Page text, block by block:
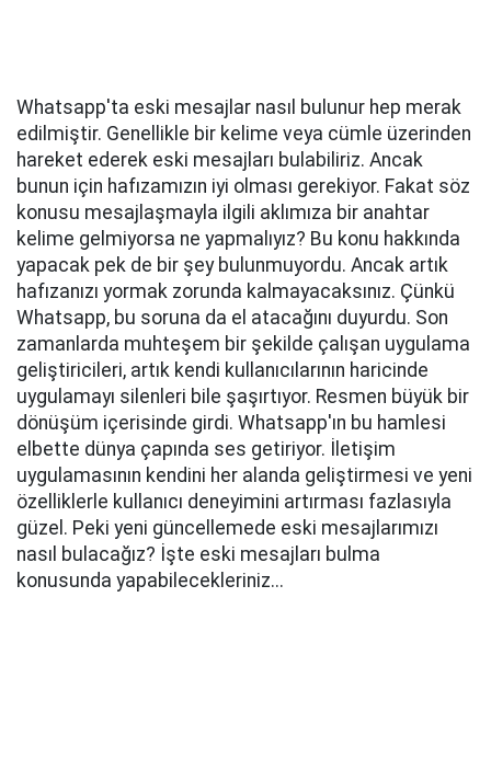
Whatsapp'ta eski mesajlar nasıl bulunur hep merak
edilmiştir. Genellikle bir kelime veya cümle üzerinden
hareket ederek eski mesajları bulabiliriz. Ancak
bunun için hafızamızın iyi olması gerekiyor. Fakat söz
konusu mesajlaşmayla ilgili aklımıza bir anahtar
kelime gelmiyorsa ne yapmalıyız? Bu konu hakkında
yapacak pek de bir şey bulunmuyordu. Ancak artık
hafızanızı yormak zorunda kalmayacaksınız. Çünkü
Whatsapp, bu soruna da el atacağını duyurdu. Son
zamanlarda muhteşem bir şekilde çalışan uygulama
geliştiricileri, artık kendi kullanıcılarının haricinde
uygulamayı silenleri bile şaşırtıyor. Resmen büyük bir
dönüşüm içerisinde girdi. Whatsapp'ın bu hamlesi
elbette dünya çapında ses getiriyor. İletişim
uygulamasının kendini her alanda geliştirmesi ve yeni
özelliklerle kullanıcı deneyimini artırması fazlasıyla
güzel. Peki yeni güncellemede eski mesajlarımızı
nasıl bulacağız? İşte eski mesajları bulma
konusunda yapabilecekleriniz...